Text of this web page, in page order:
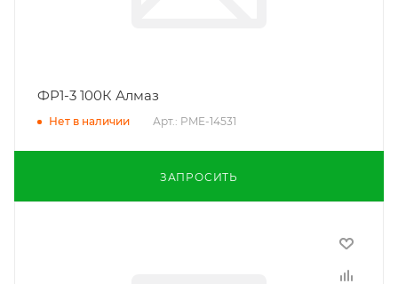
ФР1-3 100К Алмаз
Нет в наличии Арт.: PME-14531
ЗАПРОСИТЬ